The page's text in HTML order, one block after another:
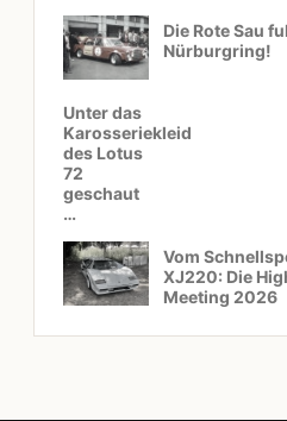
Die Rote Sau
Nürburgring!
Unter das
Karosseriekleid
des Lotus
72
geschaut
…
Vom
XJ220: Die
Meeting 2026